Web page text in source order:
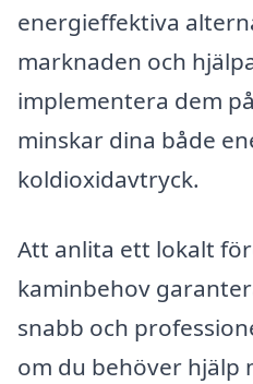
energieffektiva
marknaden och
implementera dem
minskar dina både
koldioxidavtryck.
Att anlita ett lokalt
kaminbehov
snabb och
om du behöver hjälp